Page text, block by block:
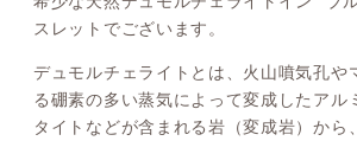
スレットでございます。
デュモルチェライトとは、火山噴気孔や
る硼素の多い蒸気によって変成したアル
タイトなどが含まれる岩（変成岩）から